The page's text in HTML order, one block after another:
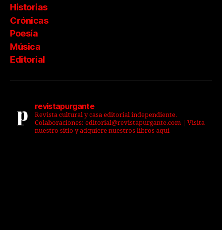
Historias
Crónicas
Poesía
Música
Editorial
revistapurgante
Revista cultural y casa editorial independiente.
Colaboraciones: editorial@revistapurgante.com | Visita
nuestro sitio y adquiere nuestros libros aquí